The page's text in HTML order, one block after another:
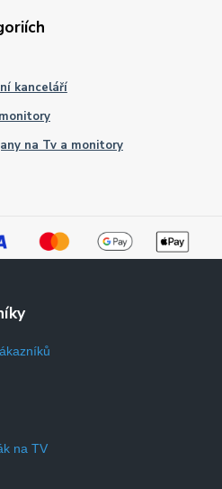
kanceláří
na Tv a monitory
na TV